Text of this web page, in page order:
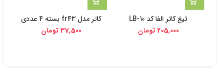
تیغ کاتر الفا کد LB-10
205,000 تومان
کاتر مدل fr43 بسته 4 عددی
37,500 تومان